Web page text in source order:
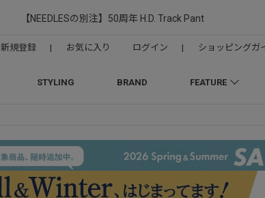
【NEEDLESの別注】50周年 H.D. Track Pant
STYLING BRAND FEATURE
新規登録 | お気に入り ログイン | ショッピングガ